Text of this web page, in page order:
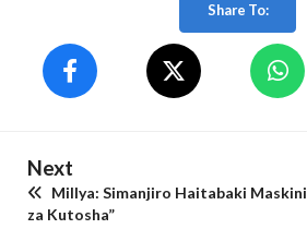
Share To:
Next
Millya: Simanjiro Haitabaki
za Kutosha”